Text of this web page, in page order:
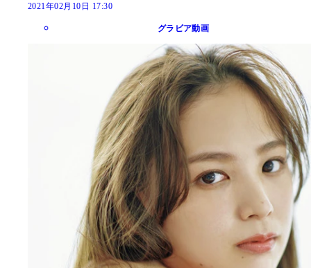
2021年02月10日 17:30
グラビア動画